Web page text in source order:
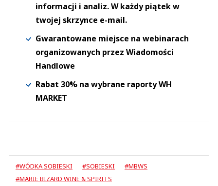
informacji i analiz. W każdy piątek w
twojej skrzynce e-mail.
Gwarantowane miejsce na webinarach
organizowanych przez Wiadomości
Handlowe
Rabat 30% na wybrane raporty WH
MARKET
#WÓDKA SOBIESKI #SOBIESKI
#MBWS
#MARIE BIZARD WINE & SPIRITS